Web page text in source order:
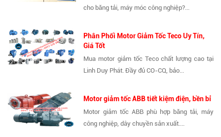
cho băng tải, máy móc công nghiệp?...
Phân Phối Motor Giảm Tốc Teco Uy Tín,
Giá Tốt
Mua motor giảm tốc Teco chất lượng cao tại
Linh Duy Phát. Đầy đủ CO-CQ, bảo...
Motor giảm tốc ABB tiết kiệm điện, bền bỉ
Motor giảm tốc ABB phù hợp băng tải, máy
công nghiệp, dây chuyền sản xuất....